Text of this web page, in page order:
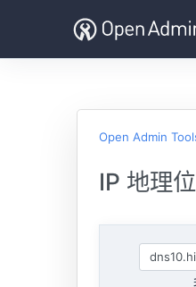
Open Admin
IP 地理